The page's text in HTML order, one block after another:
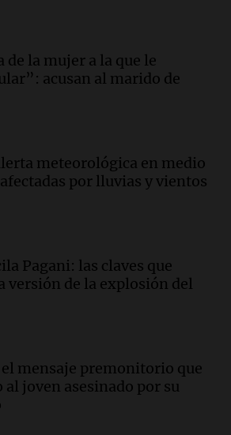
Privada debatida en
Tierras: "Construyeron un
regreso
concurso de panificados
destacadas
condicional al ir al
Atlanta
de la mujer a la que le
acusan al marido de
meteorológica en medio
por lluvias y vientos
Pagani: las claves que
versión de la explosión del
mensaje premonitorio que
joven asesinado por su